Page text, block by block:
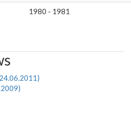
1980 - 1981